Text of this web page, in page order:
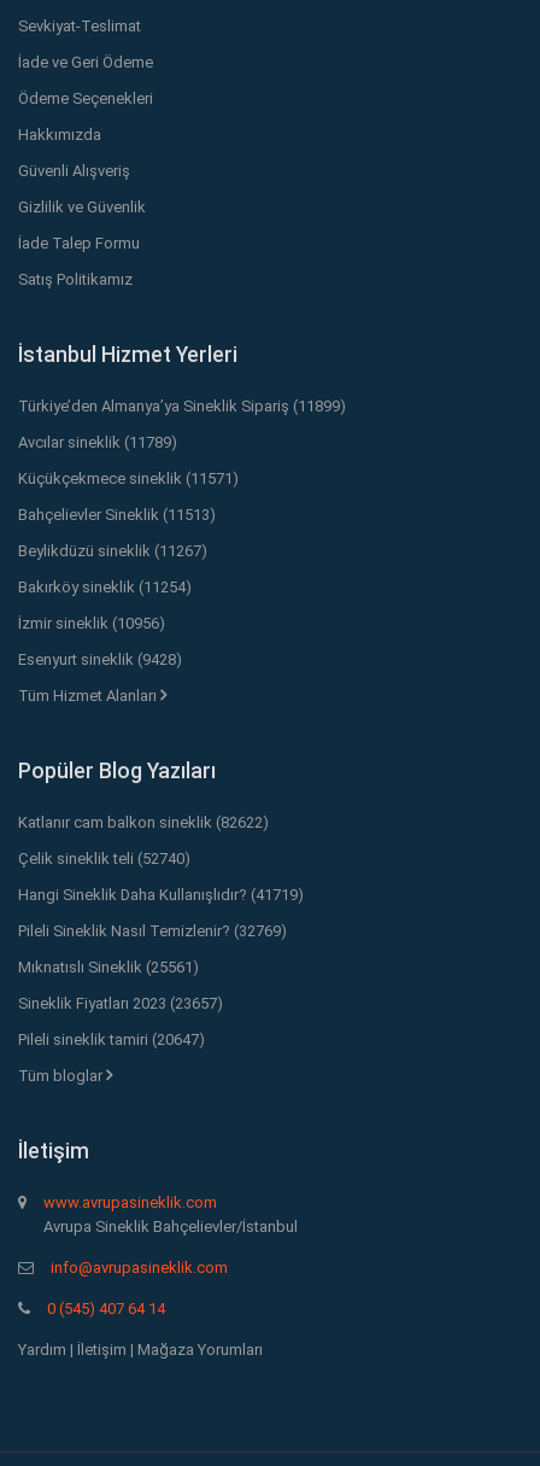
Sevkiyat-Teslimat
İade ve Geri Ödeme
Ödeme Seçenekleri
Hakkımızda
Güvenli Alışveriş
Gizlilik ve Güvenlik
İade Talep Formu
Satış Politikamız
İstanbul Hizmet Yerleri
Türkiye’den Almanya’ya Sineklik Sipariş (11899)
Avcılar sineklik (11789)
Küçükçekmece sineklik (11571)
Bahçelievler Sineklik (11513)
Beylikdüzü sineklik (11267)
Bakırköy sineklik (11254)
İzmir sineklik (10956)
Esenyurt sineklik (9428)
Tüm Hizmet Alanları
Popüler Blog Yazıları
Katlanır cam balkon sineklik (82622)
Çelik sineklik teli (52740)
Hangi Sineklik Daha Kullanışlıdır? (41719)
Pileli Sineklik Nasıl Temizlenir? (32769)
Mıknatıslı Sineklik (25561)
Sineklik Fiyatları 2023 (23657)
Pileli sineklik tamiri (20647)
Tüm bloglar
İletişim
www.avrupasineklik.com
Avrupa Sineklik Bahçelievler/İstanbul
info@avrupasineklik.com
0 (545) 407 64 14
Yardım | İletişim | Mağaza Yorumları